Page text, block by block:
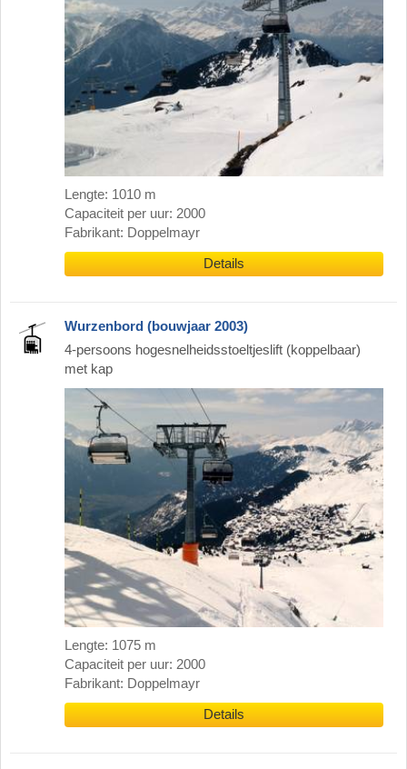
Lengte: 1010 m
Capaciteit per uur: 2000
Fabrikant: Doppelmayr
Details
Wurzenbord (bouwjaar 2003)
4-persoons hogesnelheidsstoeltjeslift (koppelbaar)
met kap
Lengte: 1075 m
Capaciteit per uur: 2000
Fabrikant: Doppelmayr
Details